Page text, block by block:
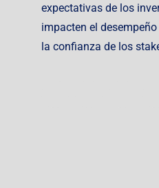
expectativas de los
impacten el
la confianza de los